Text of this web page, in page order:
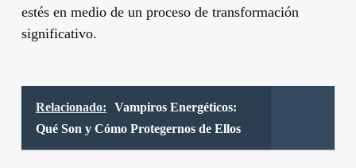
estés en medio de un proceso de transformación
significativo.
Relacionado:
Vampiros Energéticos:
Qué Son y Cómo Protegernos de Ellos